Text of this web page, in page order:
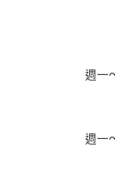
週一
週一